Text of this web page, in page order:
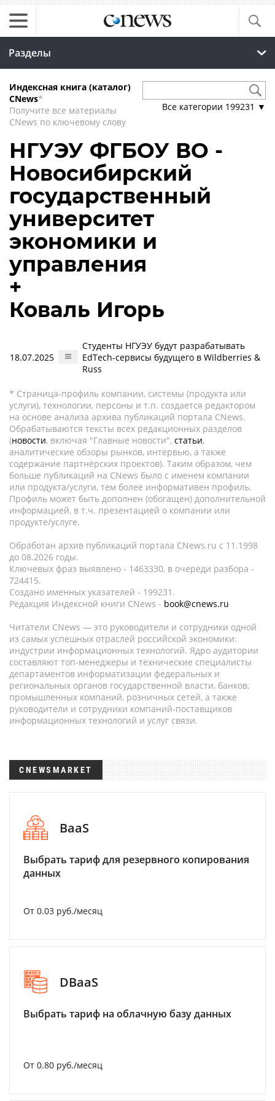
Разделы
Индексная книга (каталог)
CNews*
Получите все материалы
CNews по ключевому слову
Все категории 199231 ▼
НГУЭУ ФГБОУ ВО -
Новосибирский
государственный
университет
экономики и
управления
+
Коваль Игорь
18.07.2025
Студенты НГУЭУ будут разрабатывать
EdTech-сервисы будущего в Wildberries &
Russ
* Страница-профиль компании, системы (продукта или
услуги), технологии, персоны и т.п. создается редактором
на основе анализа архива публикаций портала CNews.
Обрабатываются тексты всех редакционных разделов
(новости, включая "Главные новости", статьи,
аналитические обзоры рынков, интервью, а также
содержание партнёрских проектов). Таким образом, чем
больше публикаций на CNews было с именем компании
или продукта/услуги, тем более информативен профиль.
Профиль может быть дополнен (обогащен) дополнительной
информацией, в т.ч. презентацией о компании или
продукте/услуге.
Обработан архив публикаций портала CNews.ru c 11.1998
до 08.2026 годы.
Ключевых фраз выявлено - 1463330, в очереди разбора -
724415.
Создано именных указателей - 199231.
Редакция Индексной книги CNews - book@cnews.ru
Читатели CNews — это руководители и сотрудники одной
из самых успешных отраслей российской экономики:
индустрии информационных технологий. Ядро аудитории
составляют топ-менеджеры и технические специалисты
департаментов информатизации федеральных и
региональных органов государственной власти, банков,
промышленных компаний, розничных сетей, а также
руководители и сотрудники компаний-поставщиков
информационных технологий и услуг связи.
CNEWSMARKET
BaaS
Выбрать тариф для резервного копирования
данных
От 0.03 руб./месяц
DBaaS
Выбрать тариф на облачную базу данных
От 0.80 руб./месяц